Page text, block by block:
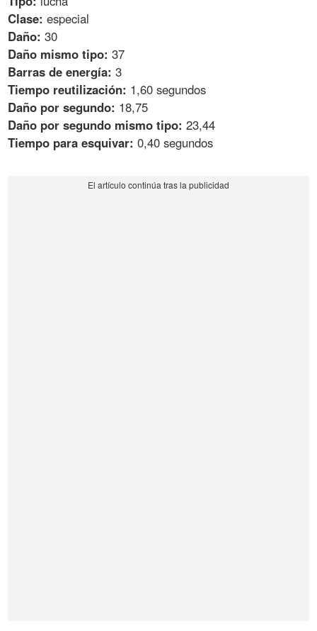
Clase: especial
Daño: 30
Daño mismo tipo: 37
Barras de energía: 3
Tiempo reutilización: 1,60 segundos
Daño por segundo: 18,75
Daño por segundo mismo tipo: 23,44
Tiempo para esquivar: 0,40 segundos